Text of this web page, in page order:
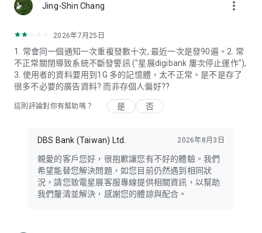
Jing-Shin Chang more_vert
2026年7月25日
1. 常會同一個通知一次重複發數十次, 最近一次是發90遍。2. 常
不正常關閉導致系統不斷發警訊 ("星展digibank 屢次停止運作"),
3. 使用者的資料要用到1G 多的記憶體，太不正常。是不是存了
很多不必要的廣告資料? 而非存個人偏好??
這則評論對你有幫助嗎？ 是 否
DBS Bank (Taiwan) Ltd. 2026年8月3日
親愛的客戶您好，很抱歉讓您有不好的體驗。我們
希望能替您解決問題，如您目前仍然遇到相同狀
況，請您致電星展客服專線提供相關資訊，以幫助
我們釐清並解決，感謝您的體諒與配合。